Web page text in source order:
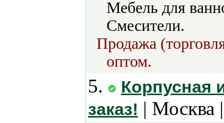
Мебель для
Смесители.
Продажа
оптом.
5.
Корпусная
заказ! | Москва